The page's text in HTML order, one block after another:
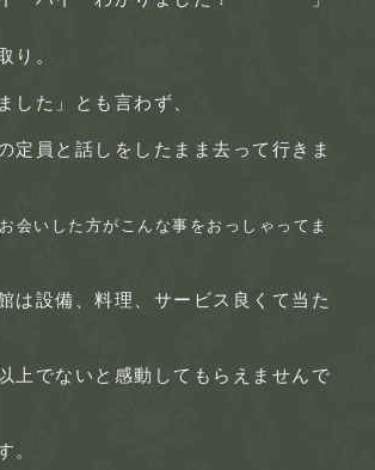
り。
した」 とも言わず、
定員と話しをしたまま去って行きま
会いした方がこんな事をおっしゃってま
は設備、料理、サービス良くて当た
上でないと感動してもらえませんで
。